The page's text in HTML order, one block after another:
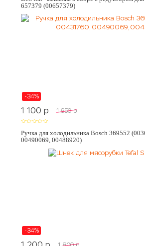
657379 (00657379)
-34%
1 100 p 1 650 p
Ручка для холодильника Bosch 369552
00490069, 00488920)
-34%